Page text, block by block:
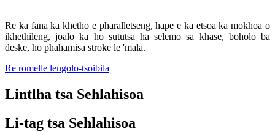
Re ka fana ka khetho e pharalletseng, hape e ka etsoa ka mokhoa o
ikhethileng, joalo ka ho sututsa ha selemo sa khase, boholo ba
deske, ho phahamisa stroke le 'mala.
Re romelle lengolo-tsoibila
Lintlha tsa Sehlahisoa
Li-tag tsa Sehlahisoa